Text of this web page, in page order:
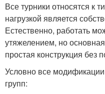
Все турники относятся к
нагрузкой является
Естественно, работать
утяжелением, но
простая конструкция без
Условно все
групп: